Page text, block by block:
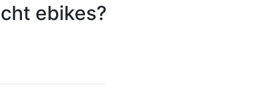
ebikes?